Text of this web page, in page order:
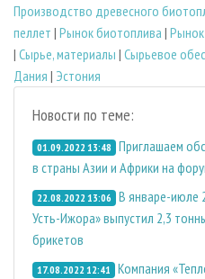
Производство древесного
пеллет | Рынок биотоплива |
| Сырье, материалы | Сырьевое
Дания | Эстония
Новости по теме:
01.09.2022 13:48 Приглашаем
в страны Азии и Африки на
22.08.2022 13:06 В январе-июле
Усть-Ижора» выпустил 2,3
брикетов
17.08.2022 12:41 Компания